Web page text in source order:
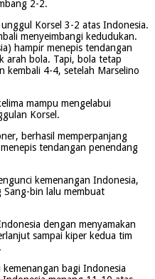
2-2.
Korsel 3-2 atas Indonesia.
menyeimbangi kedudukan.
hampir menepis tendangan
arah bola. Tapi, bola tetap
kembali 4-4, setelah Marselino
mampu mengelabui
Korsel.
berhasil memperpanjang
tendangan penendang
kemenangan Indonesia,
Sang-bin lalu membuat
dengan menyamakan
sampai kiper kedua tim
bagi Indonesia